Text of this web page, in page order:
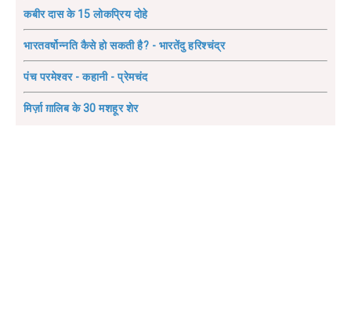
कबीर दास के 15 लोकप्रिय दोहे
भारतवर्षोन्नति कैसे हो सकती है? - भारतेंदु हरिश्चंद्र
पंच परमेश्वर - कहानी - प्रेमचंद
मिर्ज़ा ग़ालिब के 30 मशहूर शेर